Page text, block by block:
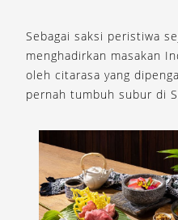
Sebagai saksi peristiwa
menghadirkan masakan
oleh citarasa yang
pernah tumbuh subur di